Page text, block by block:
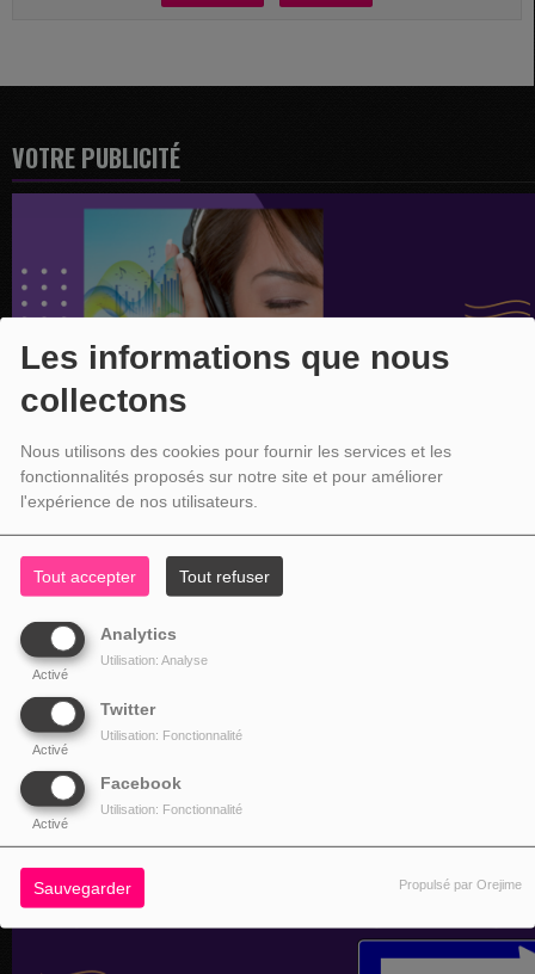
Les informations que nous
collectons
Nous utilisons des cookies pour fournir les services et les
fonctionnalités proposés sur notre site et pour améliorer
l'expérience de nos utilisateurs.
Tout accepter Tout refuser
Analytics
Activé
Utilisation: Analyse
Twitter
Activé
Utilisation: Fonctionnalité
Facebook
Activé
Utilisation: Fonctionnalité
Sauvegarder Propulsé par Orejime
VOTRE PUBLICITÉ